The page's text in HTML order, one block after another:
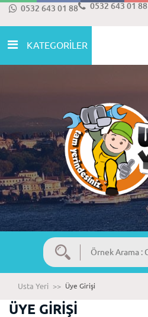
0532 643 01 88 0532 643 01 88
KATEGORİLER
Usta Yeri >> Üye Girişi
ÜYE GİRİŞİ